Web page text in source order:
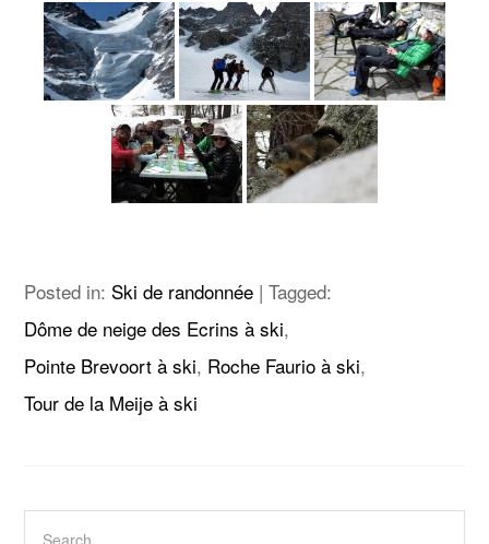
Posted in: Ski de randonnée |Tagged:
Dôme de neige des Ecrins à ski,
Pointe Brevoort à ski, Roche Faurio à ski,
Tour de la Meije à ski